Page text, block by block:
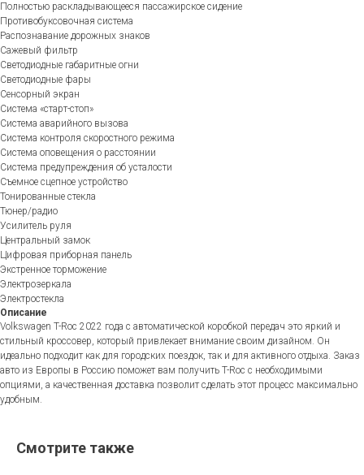
Полностью раскладывающееся пассажирское сидение
Противобуксовочная система
Распознавание дорожных знаков
Сажевый фильтр
Светодиодные габаритные огни
Светодиодные фары
Сенсорный экран
Система «старт-стоп»
Система аварийного вызова
Система контроля скоростного режима
Система оповещения о расстоянии
Система предупреждения об усталости
Съемное сцепное устройство
Тонированные стекла
Тюнер/радио
Усилитель руля
Центральный замок
Цифровая приборная панель
Экстренное торможение
Электрозеркала
Электростекла
Описание
Volkswagen T-Roc 2022 года с автоматической коробкой передач это яркий и
стильный кроссовер, который привлекает внимание своим дизайном. Он
идеально подходит как для городских поездок, так и для активного отдыха. Заказ
авто из Европы в Россию поможет вам получить T-Roc с необходимыми
опциями, а качественная доставка позволит сделать этот процесс максимально
удобным.
Смотрите также